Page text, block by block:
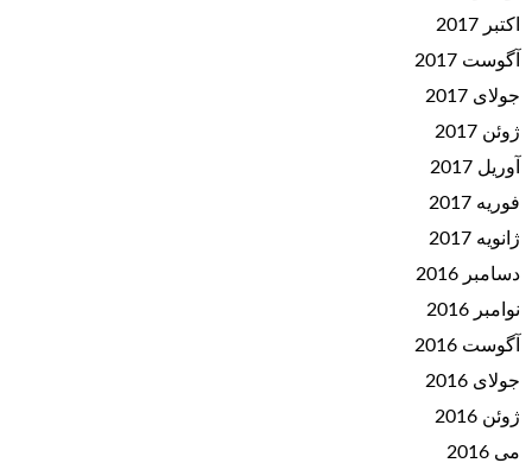
اکتبر 2017
آگوست 2017
جولای 2017
ژوئن 2017
آوریل 2017
فوریه 2017
ژانویه 2017
دسامبر 2016
نوامبر 2016
آگوست 2016
جولای 2016
ژوئن 2016
می 2016